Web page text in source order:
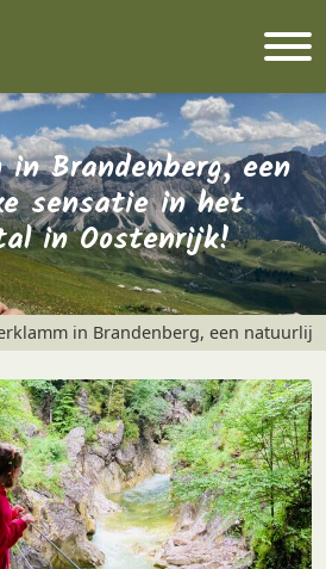
in Brandenberg, een
sensatie in het
in Oostenrijk!
in Brandenberg, een